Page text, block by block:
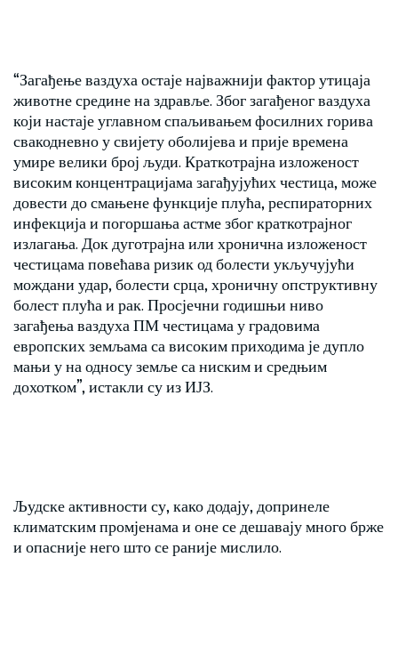
“Загађење ваздуха остаје најважнији фактор утицаја
животне средине на здравље. Због загађеног ваздуха
који настаје углавном спаљивањем фосилних горива
свакодневно у свијету оболијева и прије времена
умире велики број људи. Краткотрајна изложеност
високим концентрацијама загађујућих честица, може
довести до смањене функције плућа, респираторних
инфекција и погоршања астме због краткотрајног
излагања. Док дуготрајна или хронична изложеност
честицама повећава ризик од болести укључујући
мождани удар, болести срца, хроничну опструктивну
болест плућа и рак. Просјечни годишњи ниво
загађења ваздуха ПМ честицама у градовима
европских земљама са високим приходима је дупло
мањи у на односу земље са ниским и средњим
дохотком”, истакли су из ИЈЗ.
Људске активности су, како додају, допринеле
климатским промјенама и оне се дешавају много брже
и опасније него што се раније мислило.